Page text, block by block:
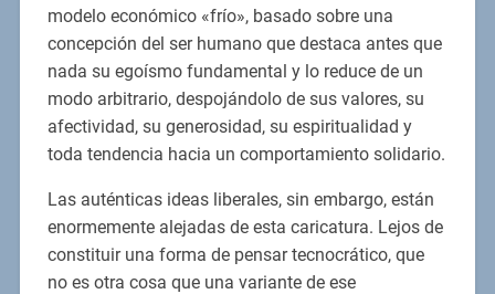
modelo económico «frío», basado sobre una
concepción del ser humano que destaca antes que
nada su egoísmo fundamental y lo reduce de un
modo arbitrario, despojándolo de sus valores, su
afectividad, su generosidad, su espiritualidad y
toda tendencia hacia un comportamiento solidario.
Las auténticas ideas liberales, sin embargo, están
enormemente alejadas de esta caricatura. Lejos de
constituir una forma de pensar tecnocrático, que
no es otra cosa que una variante de ese